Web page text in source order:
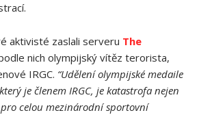
aktivisté zaslali serveru The
nich olympijský vítěz terorista,
IRGC. “Udělení olympijské medaile
je členem IRGC, je katastrofa nejen
celou mezinárodní sportovní